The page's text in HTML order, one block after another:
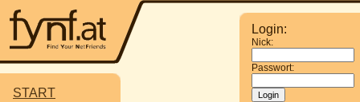
START
Login:
Nick:
Passwort: